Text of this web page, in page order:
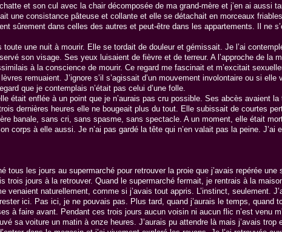
et son cul avec la chair décomposée de ma grand-mère et j’en ai
une consistance pâteuse et collante et elle se détachait en morceaux
sûrement dans celles des autres et peut-être dans les appartements. Il ne
toute une nuit à mourir. Elle se tordait de douleur et gémissait. Je l’ai
son visage. Ses yeux luisaient de fièvre et de terreur. A l’approche de
à la conscience de mourir. Ce regard me fascinait et m’excitait
remuaient. J’ignore s’il s’agissait d’un mouvement involontaire ou si
que je contemplais n’était pas celui d’une folle.
était enflée à un point que je n’aurais pas cru possible. Ses abcès avaient
dernières heures elle ne bougeait plus du tout. Elle subissait de courtes
banale, sans cri, sans spasme, sans spectacle. A un moment, elle était
corps à elle aussi. Je n’ai pas gardé la tête qui n’en valait pas la peine. J’ai
tous les jours au supermarché pour retrouver la proie que j’avais repérée
trois jours à la retrouver. Quand le supermarché fermait, je rentrais à la
venaient naturellement, comme si j’avais tout appris. L’instinct, seulement.
ici. Pas ici, je ne pouvais pas. Plus tard, quand j’aurais le temps,
à faire avant. Pendant ces trois jours aucun voisin ni aucun flic n’est venu
sa voiture un matin à onze heures. J’aurais pu attendre là mais j’avais